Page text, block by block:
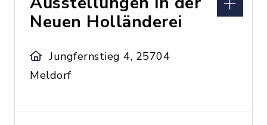
Neuen Holländerei
Jungfernstieg 4, 25704
Meldorf